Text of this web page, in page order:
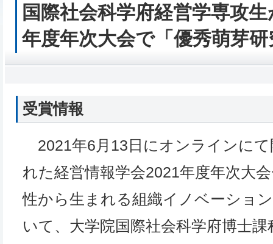
国際社会科学府経営学専攻
年度年次大会で「優秀萌芽
受賞情報
2021年6月13日にオンラインにて
れた経営情報学会2021年度年次大
性から生まれる組織イノベーショ
いて、大学院国際社会科学府博士課